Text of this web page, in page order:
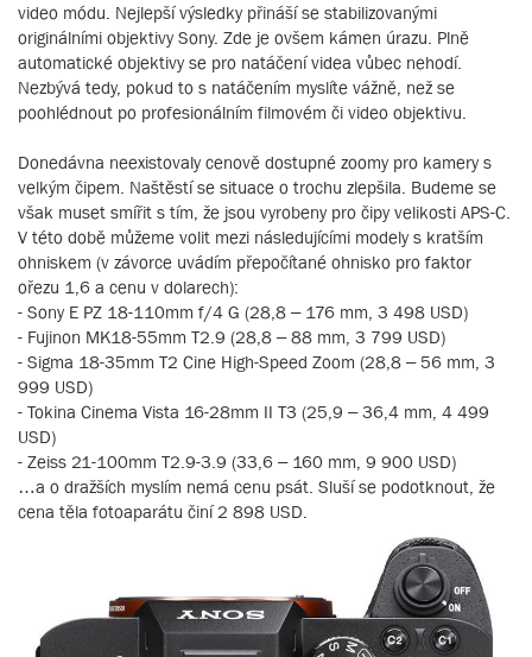
video módu. Nejlepší výsledky přináší se stabilizovanými
originálními objektivy Sony. Zde je ovšem kámen úrazu. Plně
automatické objektivy se pro natáčení videa vůbec nehodí.
Nezbývá tedy, pokud to s natáčením myslíte vážně, než se
poohlédnout po profesionálním filmovém či video objektivu.
Donedávna neexistovaly cenově dostupné zoomy pro kamery s
velkým čipem. Naštěstí se situace o trochu zlepšila. Budeme se
však muset smířit s tím, že jsou vyrobeny pro čipy velikosti APS-C.
V této době můžeme volit mezi následujícími modely s kratším
ohniskem (v závorce uvádím přepočítané ohnisko pro faktor
ořezu 1,6 a cenu v dolarech):
- Sony E PZ 18-110mm f/4 G (28,8 – 176 mm, 3 498 USD)
- Fujinon MK18-55mm T2.9 (28,8 – 88 mm, 3 799 USD)
- Sigma 18-35mm T2 Cine High-Speed Zoom (28,8 – 56 mm, 3
999 USD)
- Tokina Cinema Vista 16-28mm II T3 (25,9 – 36,4 mm, 4 499
USD)
- Zeiss 21-100mm T2.9-3.9 (33,6 – 160 mm, 9 900 USD)
…a o dražších myslím nemá cenu psát. Sluší se podotknout, že
cena těla fotoaparátu činí 2 898 USD.